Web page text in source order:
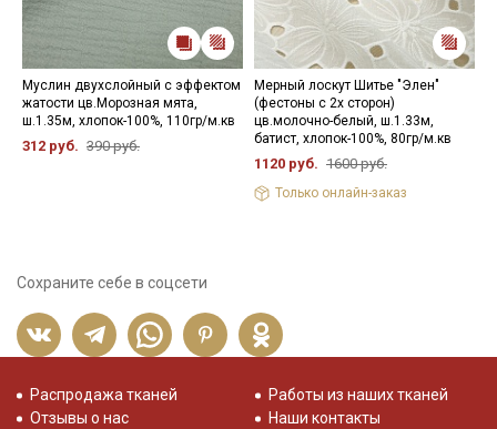
Муслин двухслойный с эффектом
жатости цв.Морозная мята,
ш.1.35м, хлопок-100%, 110гр/м.кв
312 руб. 390 руб.
Мерный лоскут Шитье "Элен"
(фестоны с 2х сторон)
цв.молочно-белый, ш.1.33м,
батист, хлопок-100%, 80гр/м.кв
1120 руб. 1600 руб.
Только онлайн-заказ
Сохраните себе в соцсети
Распродажа тканей
Отзывы о нас
Работы из наших тканей
Наши контакты